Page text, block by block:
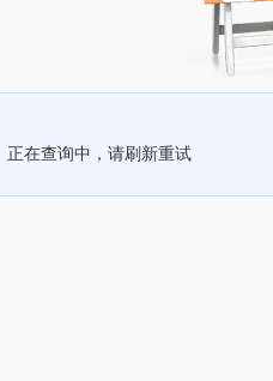
正在查询中，请刷新重试